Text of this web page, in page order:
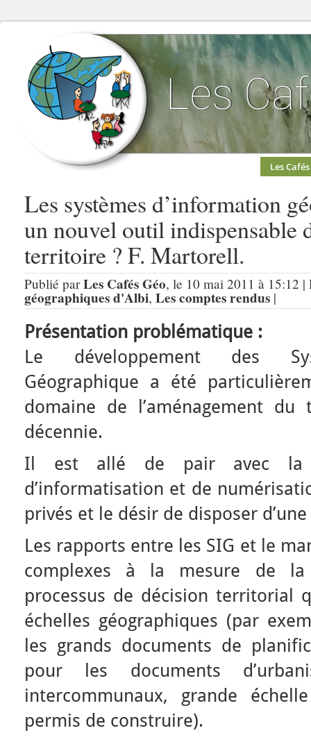
Les Cafés
Les systèmes d’information
un nouvel outil indispensable
territoire ? F. Martorell.
Publié parLes Cafés Géo, le 10 mai 2011 à 15:12
géographiques d'Albi, Les comptes rendus |
Présentation problématique :
Le développement des
Géographique a été
domaine de l’aménagement
décennie.
Il est allé de pair avec la
d’informatisation et de
privés et le désir de disposer
Les rapports entre les SIG et le
complexes à la mesure de
processus de décision territorial
échelles géographiques (par
les grands documents de
pour les documents
intercommunaux, grande
permis de construire).